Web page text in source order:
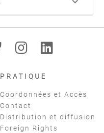
PRATIQUE
Coordonnées et Accès
Contact
Distribution et diffusion
Foreign Rights